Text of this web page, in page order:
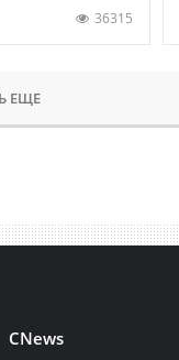
36315
ЕЩЕ
CNews